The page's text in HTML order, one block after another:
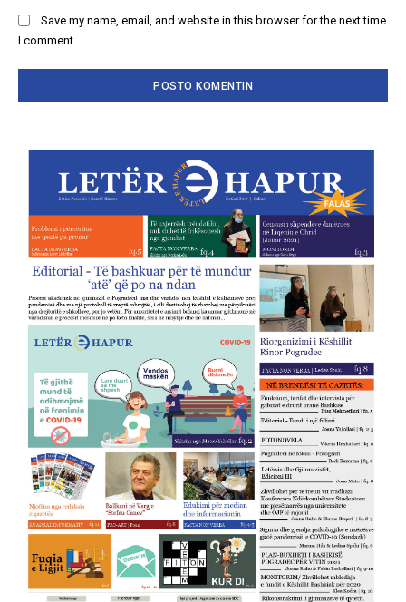
Save my name, email, and website in this browser for the next time
I comment.